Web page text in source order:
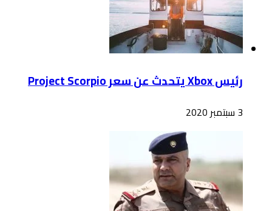
رئيس Xbox يتحدث عن سعر Project Scorpio
3 سبتمبر 2020